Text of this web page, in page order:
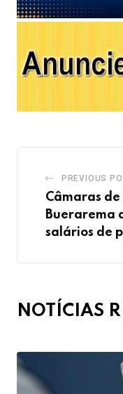
PREVIOUS
Câmaras
Buerarema
salários de
NOTÍCIAS